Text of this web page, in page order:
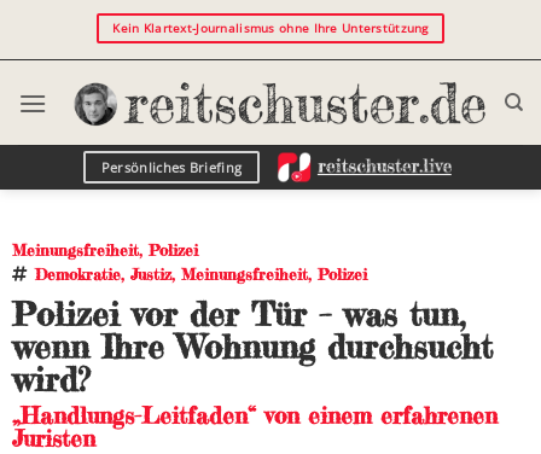
Kein Klartext-Journalismus ohne Ihre Unterstützung
Persönliches Briefing
Meinungsfreiheit,Polizei
Demokratie, Justiz, Meinungsfreiheit,Polizei
Polizei vor der Tür – was tun,
wenn Ihre Wohnung durchsucht
wird?
„Handlungs-Leitfaden“ von einem erfahrenen
Juristen